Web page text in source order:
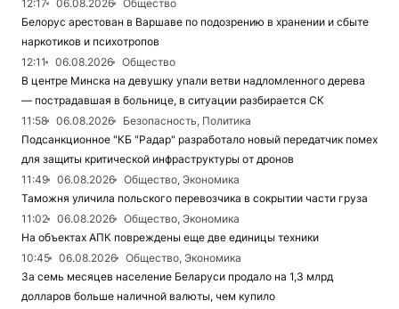
12:17
06.08.2026
Общество
Белорус арестован в Варшаве по подозрению в хранении и сбыте
наркотиков и психотропов
12:11
06.08.2026
Общество
В центре Минска на девушку упали ветви надломленного дерева
— пострадавшая в больнице, в ситуации разбирается СК
11:58
06.08.2026
Безопасность, Политика
Подсанкционное "КБ "Радар" разработало новый передатчик помех
для защиты критической инфраструктуры от дронов
11:49
06.08.2026
Общество, Экономика
Таможня уличила польского перевозчика в сокрытии части груза
11:02
06.08.2026
Общество, Экономика
На объектах АПК повреждены еще две единицы техники
10:45
06.08.2026
Общество, Экономика
За семь месяцев население Беларуси продало на 1,3 млрд
долларов больше наличной валюты, чем купило